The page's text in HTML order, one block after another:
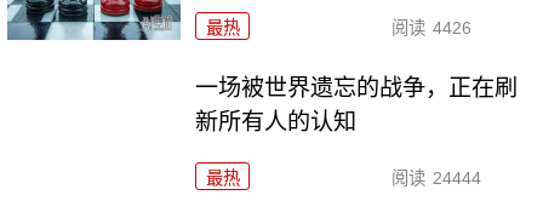
最热 阅读 4426
一场被世界遗忘的战争，正在刷
新所有人的认知
最热 阅读 24444